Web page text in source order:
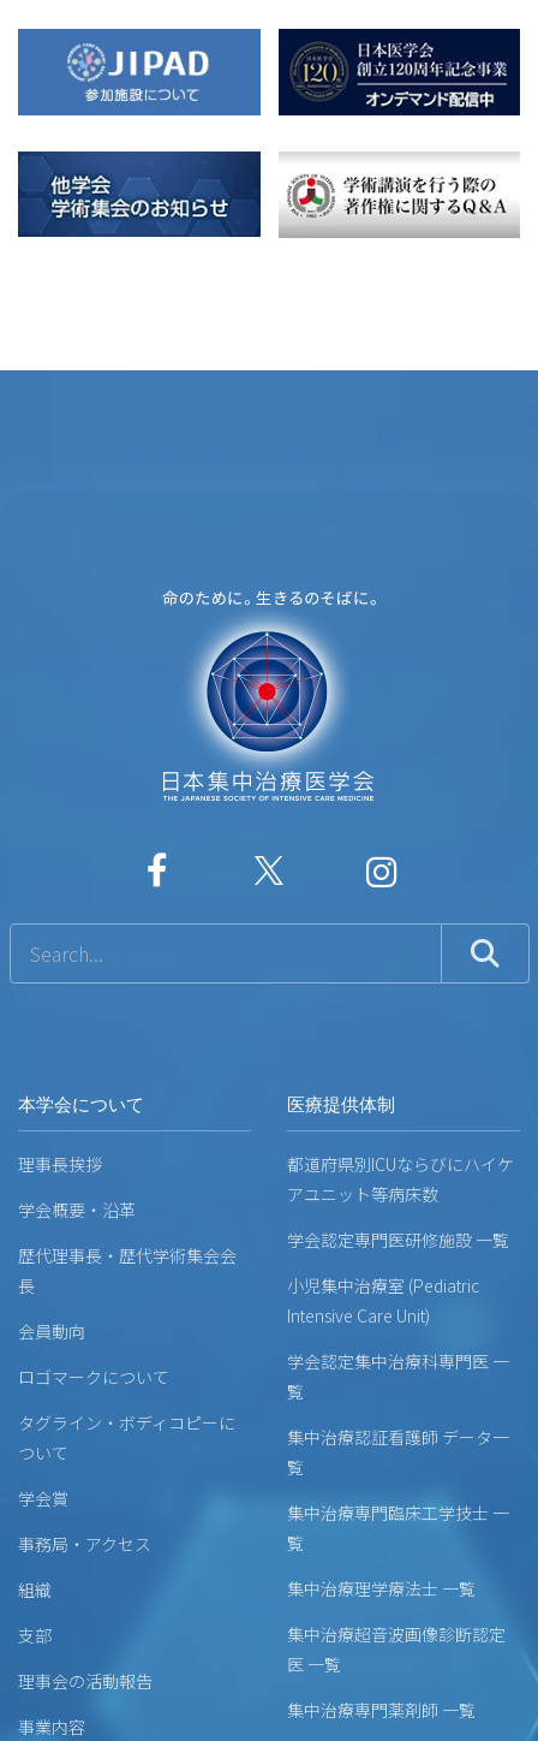
本学会について
理事長挨拶
学会概要・沿革
歴代理事長・歴代学術集会会
長
会員動向
ロゴマークについて
タグライン・ボディコピーに
ついて
学会賞
事務局・アクセス
組織
支部
理事会の活動報告
事業内容
医療提供体制
都道府県別ICUならびにハイケ
アユニット等病床数
学会認定専門医研修施設 一覧
小児集中治療室 (Pediatric
Intensive Care Unit)
学会認定集中治療科専門医 一
覧
集中治療認証看護師 データ一
覧
集中治療専門臨床工学技士 一
覧
集中治療理学療法士 一覧
集中治療超音波画像診断認定
医 一覧
集中治療専門薬剤師 一覧